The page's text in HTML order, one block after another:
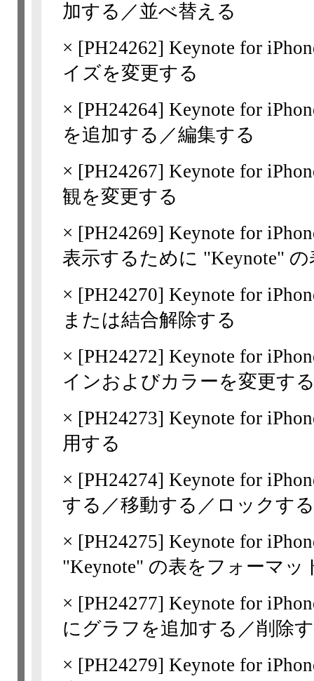
加する／並べ替える
× [PH24262] Keynote for
イズを変更する
× [PH24264] Keynote for
を追加する／編集する
× [PH24267] Keynote for
観を変更する
× [PH24269] Keynote for
表示するために "Keynote"
× [PH24270] Keynote for
または結合解除する
× [PH24272] Keynote for
インおよびカラーを変更す
× [PH24273] Keynote for
用する
× [PH24274] Keynote for
する／移動する／ロックする
× [PH24275] Keynote for
"Keynote" の表をフォーマッ
× [PH24277] Keynote for
にグラフを追加する／削除
× [PH24279] Keynote for